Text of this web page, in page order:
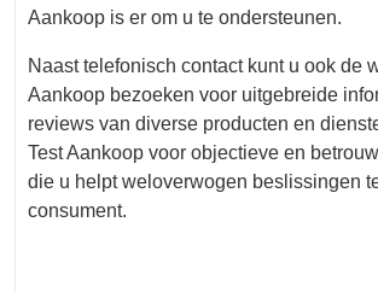
Aankoop is er om u te ondersteunen.
Naast telefonisch contact kunt u ook de
Aankoop bezoeken voor uitgebreide
reviews van diverse producten en
Test Aankoop voor objectieve en
die u helpt weloverwogen beslissingen
consument.